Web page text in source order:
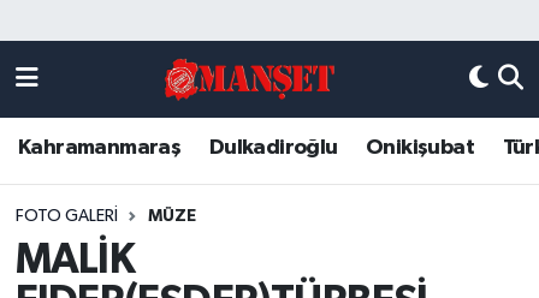
Kahramanmaraş Dulkadiroğlu Onikişubat
FOTO GALERI MÜZE
MALİK
DULKADİROĞLU
KAHRAMANMARAŞ
ONİKİŞUBAT
Kahramanmaraş Nöbetçi Eczaneler
Kahramanmaraş Hava Durumu
Kahramanmaraş Trafik Yoğunluk Haritası
Süper Lig Puan Durumu ve Fikstür